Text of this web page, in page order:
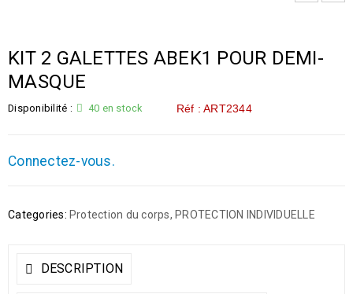
KIT 2 GALETTES ABEK1 POUR DEMI-
MASQUE
Disponibilité : 40 en stock Réf : ART2344
Connectez-vous.
Categories: Protection du corps, PROTECTION INDIVIDUELLE
DESCRIPTION